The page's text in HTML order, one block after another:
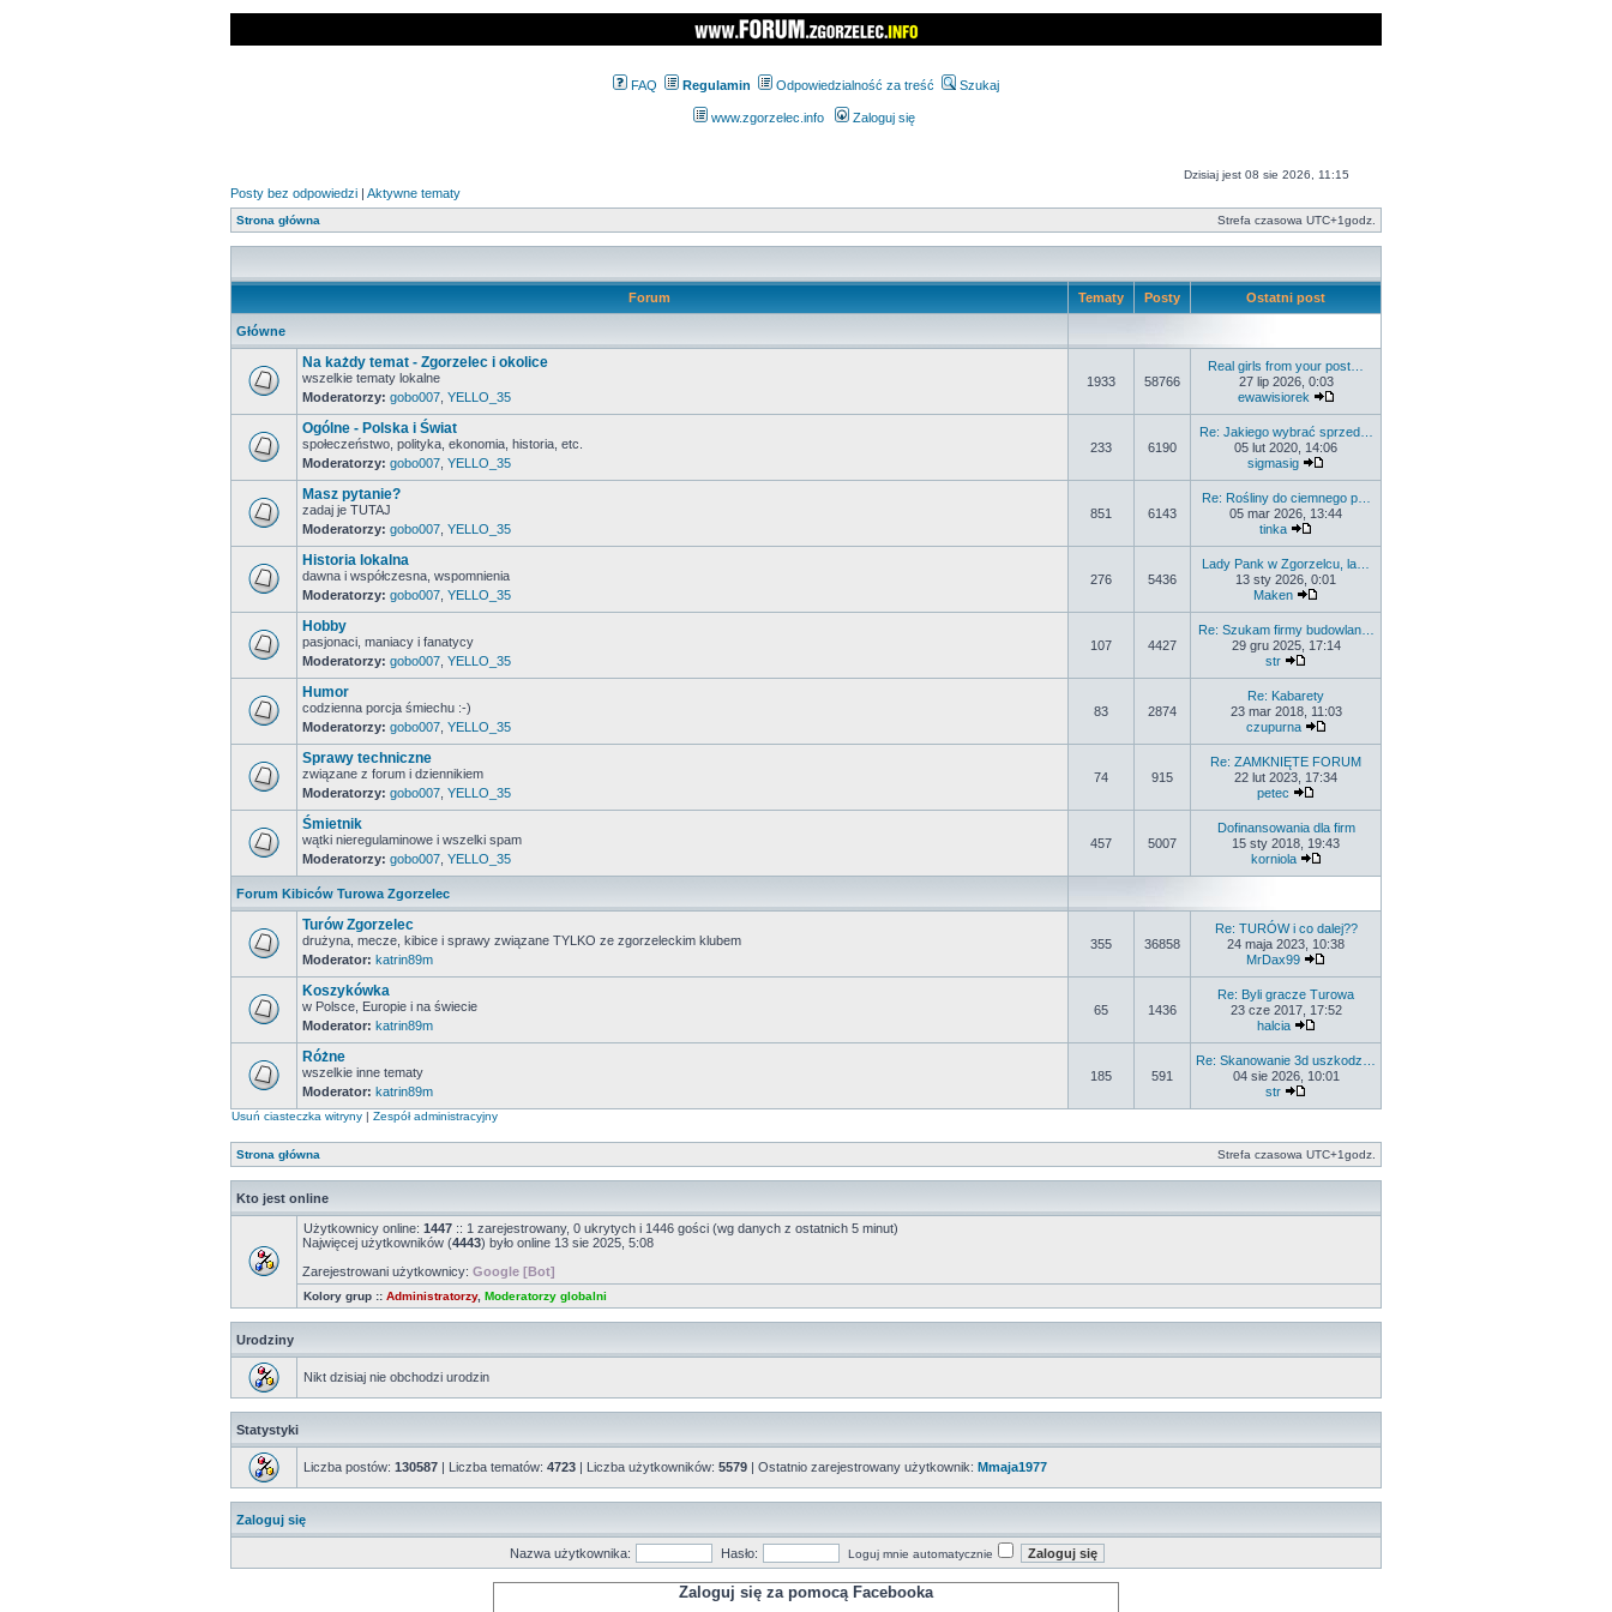
FAQ Regulamin Odpowiedzialność za treść Szukaj
www.zgorzelec.info Zaloguj się
Dzisiaj jest 08 sie 2026, 11:15
Posty bez odpowiedzi | Aktywne tematy
Strona główna Strefa czasowa UTC+1godz.
Forum Tematy Posty Ostatni post
Główne
Na każdy temat - Zgorzelec i okolice
wszelkie tematy lokalne
Moderatorzy: gobo007 YELLO_35
1933 58766
Real girls from your post…
27 lip 2026, 0:03
ewawisiorek
Ogólne - Polska i Świat
społeczeństwo, polityka, ekonomia, historia, etc.
Moderatorzy: gobo007 YELLO_35
233 6190
Re: Jakiego wybrać sprzed…
05 lut 2020, 14:06
sigmasig
Masz pytanie?
zadaj je TUTAJ
Moderatorzy: gobo007 YELLO_35
851 6143
Re: Rośliny do ciemnego p…
05 mar 2026, 13:44
tinka
Historia lokalna
dawna i współczesna, wspomnienia
Moderatorzy: gobo007 YELLO_35
276 5436
Lady Pank w Zgorzelcu, la…
13 sty 2026, 0:01
Maken
Hobby
pasjonaci, maniacy i fanatycy
Moderatorzy: gobo007 YELLO_35
107 4427
Re: Szukam firmy budowlan…
29 gru 2025, 17:14
str
Humor
codzienna porcja śmiechu :-)
Moderatorzy: gobo007 YELLO_35
83 2874
Re: Kabarety
23 mar 2018, 11:03
czupurna
Sprawy techniczne
związane z forum i dziennikiem
Moderatorzy: gobo007 YELLO_35
74 915
Re: ZAMKNIĘTE FORUM
22 lut 2023, 17:34
petec
Śmietnik
wątki nieregulaminowe i wszelki spam
Moderatorzy: gobo007 YELLO_35
457 5007
Dofinansowania dla firm
15 sty 2018, 19:43
korniola
Forum Kibiców Turowa Zgorzelec
Turów Zgorzelec
drużyna, mecze, kibice i sprawy związane TYLKO ze zgorzeleckim klubem
Moderator: katrin89m
355 36858
Re: TURÓW i co dalej??
24 maja 2023, 10:38
MrDax99
Koszykówka
w Polsce, Europie i na świecie
Moderator: katrin89m
65 1436
Re: Byli gracze Turowa
23 cze 2017, 17:52
halcia
Różne
wszelkie inne tematy
Moderator: katrin89m
185 591
Re: Skanowanie 3d uszkodz…
04 sie 2026, 10:01
str
Usuń ciasteczka witryny | Zespół administracyjny
Strona główna Strefa czasowa UTC+1godz.
Kto jest online
Użytkownicy online: 1447 :: 1 zarejestrowany, 0 ukrytych i 1446 gości (wg danych z ostatnich 5 minut)
Najwięcej użytkowników (4443) było online 13 sie 2025, 5:08
Zarejestrowani użytkownicy: Google [Bot]
Kolory grup :: Administratorzy, Moderatorzy globalni
Urodziny
Nikt dzisiaj nie obchodzi urodzin
Statystyki
Liczba postów: 130587 | Liczba tematów: 4723 | Liczba użytkowników: 5579 | Ostatnio zarejestrowany użytkownik: Mmaja1977
Zaloguj się
Nazwa użytkownika: Hasło: Loguj mnie automatycznie
Zaloguj się za pomocą Facebooka